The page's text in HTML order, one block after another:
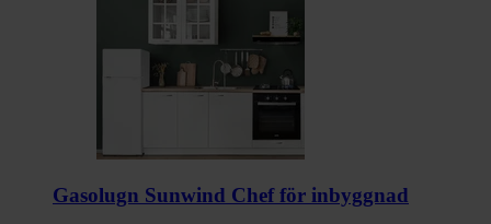
Gasolugn Sunwind Chef för inbyggnad